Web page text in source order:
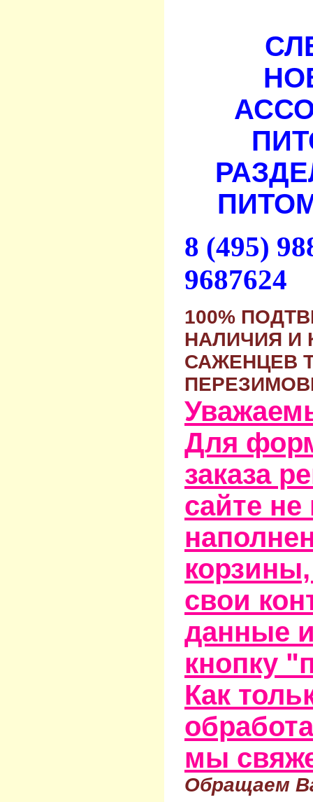
8 (495)
9687624
100%
НАЛИЧИЯ И
САЖЕНЦЕВ
Для
заказа
сайте
свои
данные
кнопку
Как
мы
Обращаем